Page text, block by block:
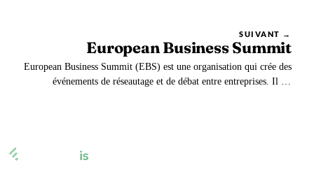
SUIVANT →
European Business Summit
European Business Summit (EBS) est une organisation qui crée des
événements de réseautage et de débat entre entreprises. Il est